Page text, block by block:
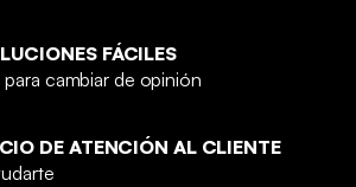
FÁCILES
para cambiar de opinión
DE ATENCIÓN AL CLIENTE